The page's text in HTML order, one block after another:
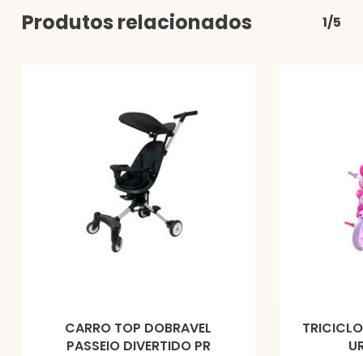
Produtos relacionados 1/5
CARRO TOP DOBRAVEL
PASSEIO DIVERTIDO PR